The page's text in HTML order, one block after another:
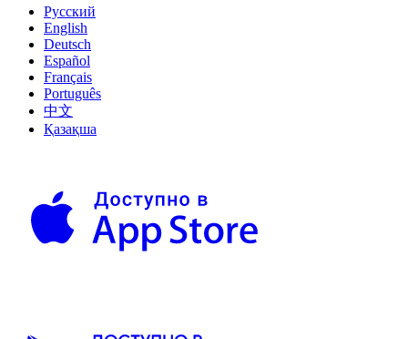
Русский
English
Deutsch
Español
Français
Português
中文
Қазақша